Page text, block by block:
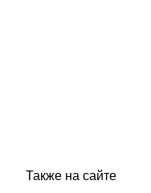
Также на сайте